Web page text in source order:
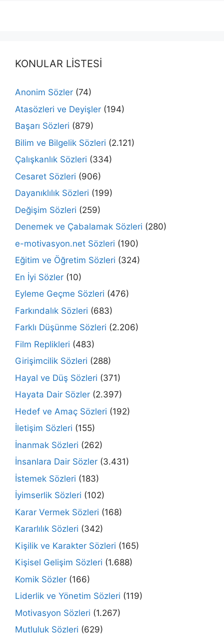
KONULAR LİSTESİ
Anonim Sözler (74)
Atasözleri ve Deyişler (194)
Başarı Sözleri (879)
Bilim ve Bilgelik Sözleri (2.121)
Çalışkanlık Sözleri (334)
Cesaret Sözleri (906)
Dayanıklılık Sözleri (199)
Değişim Sözleri (259)
Denemek ve Çabalamak Sözleri (280)
e-motivasyon.net Sözleri (190)
Eğitim ve Öğretim Sözleri (324)
En İyi Sözler (10)
Eyleme Geçme Sözleri (476)
Farkındalık Sözleri (683)
Farklı Düşünme Sözleri (2.206)
Film Replikleri (483)
Girişimcilik Sözleri (288)
Hayal ve Düş Sözleri (371)
Hayata Dair Sözler (2.397)
Hedef ve Amaç Sözleri (192)
İletişim Sözleri (155)
İnanmak Sözleri (262)
İnsanlara Dair Sözler (3.431)
İstemek Sözleri (183)
İyimserlik Sözleri (102)
Karar Vermek Sözleri (168)
Kararlılık Sözleri (342)
Kişilik ve Karakter Sözleri (165)
Kişisel Gelişim Sözleri (1.688)
Komik Sözler (166)
Liderlik ve Yönetim Sözleri (119)
Motivasyon Sözleri (1.267)
Mutluluk Sözleri (629)